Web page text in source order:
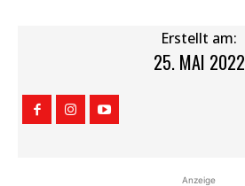
Erstellt am:
25. MAI 2022
Anzeige